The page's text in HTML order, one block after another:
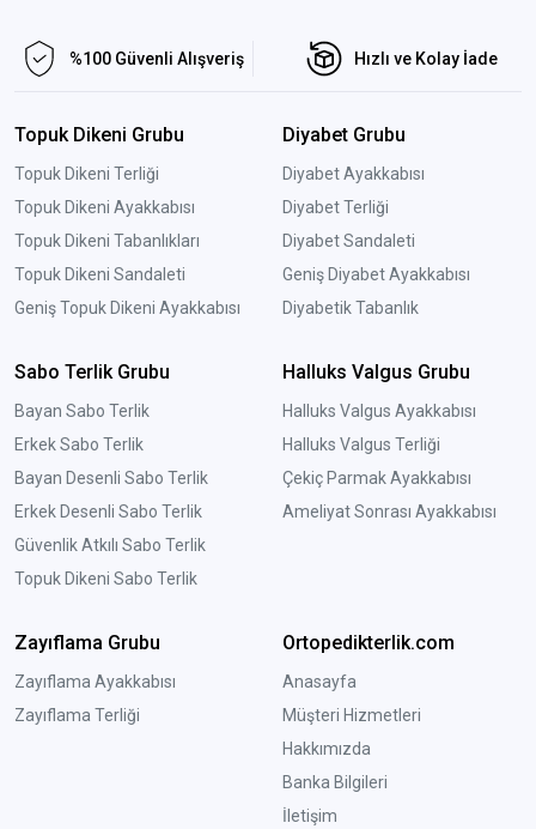
%100 Güvenli Alışveriş Hızlı ve Kolay İade
Topuk Dikeni Grubu
Topuk Dikeni Terliği
Topuk Dikeni Ayakkabısı
Topuk Dikeni Tabanlıkları
Topuk Dikeni Sandaleti
Geniş Topuk Dikeni Ayakkabısı
Diyabet Grubu
Diyabet Ayakkabısı
Diyabet Terliği
Diyabet Sandaleti
Geniş Diyabet Ayakkabısı
Diyabetik Tabanlık
Sabo Terlik Grubu
Bayan Sabo Terlik
Erkek Sabo Terlik
Bayan Desenli Sabo Terlik
Erkek Desenli Sabo Terlik
Güvenlik Atkılı Sabo Terlik
Topuk Dikeni Sabo Terlik
Halluks Valgus Grubu
Halluks Valgus Ayakkabısı
Halluks Valgus Terliği
Çekiç Parmak Ayakkabısı
Ameliyat Sonrası Ayakkabısı
Zayıflama Grubu
Zayıflama Ayakkabısı
Zayıflama Terliği
Ortopedikterlik.com
Anasayfa
Müşteri Hizmetleri
Hakkımızda
Banka Bilgileri
İletişim